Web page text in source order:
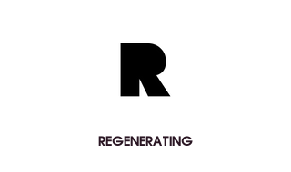
REGENERATING